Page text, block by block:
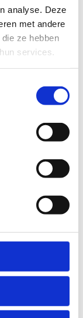
analyse. Deze
met andere
ze hebben
services.